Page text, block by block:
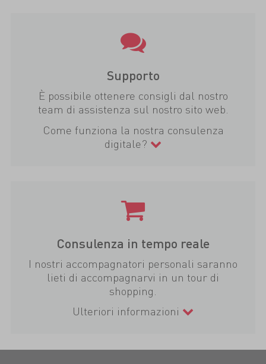
Supporto
È possibile ottenere consigli dal nostro
team di assistenza sul nostro sito web.
Come funziona la nostra consulenza
digitale?
Consulenza in tempo reale
I nostri accompagnatori personali saranno
lieti di accompagnarvi in un tour di
shopping.
Ulteriori informazioni